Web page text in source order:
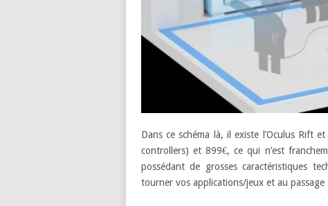
Dans ce schéma là, il existe l’Oculus Rift
controllers) et 899€, ce qui n’est
possédant de grosses caractéristiques
tourner vos applications/jeux et au